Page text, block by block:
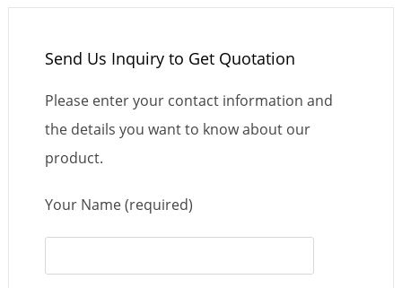
Send Us Inquiry to Get Quotation
Please enter your contact information and
the details you want to know about our
product.
Your Name (required)